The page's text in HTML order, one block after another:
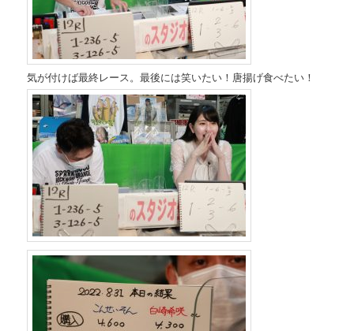
気が付けば最終レース。最後には笑いたい！唐揚げ食べたい！